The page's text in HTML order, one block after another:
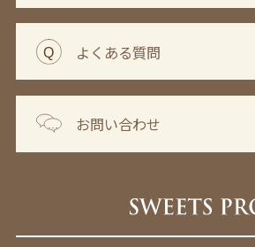
よくある質問
お問い合わせ